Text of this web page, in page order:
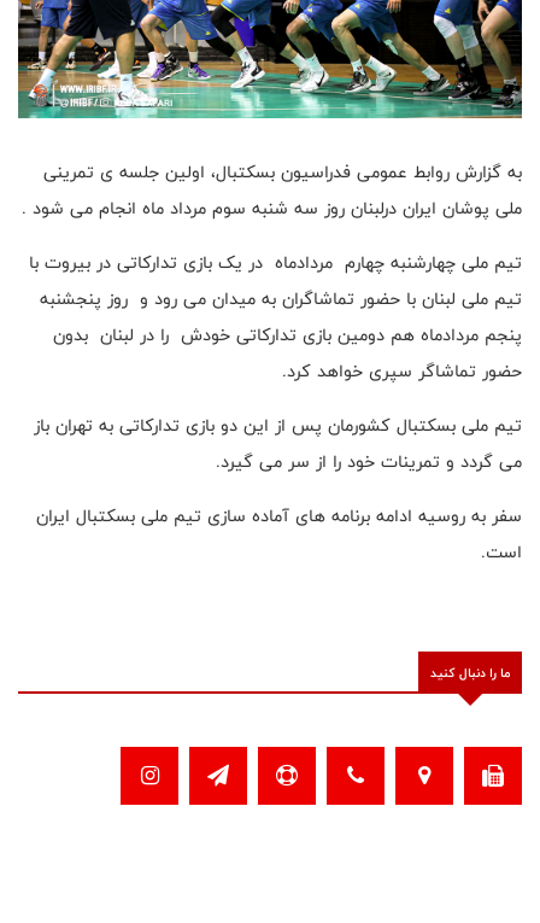
به گزارش روابط عمومی فدراسیون بسکتبال، اولین جلسه ی تمرینی
ملی پوشان ایران درلبنان روز سه شنبه سوم مرداد ماه انجام می شود .
تیم ملی چهارشنبه چهارم مردادماه در یک بازی تدارکاتی در بیروت با
تیم ملی لبنان با حضور تماشاگران به میدان می رود و روز پنجشنبه
پنجم مردادماه هم دومین بازی تدارکاتی خودش را در لبنان بدون
حضور تماشاگر سپری خواهد کرد.
تیم ملی بسکتبال کشورمان پس از این دو بازی تدارکاتی به تهران باز
می گردد و تمرینات خود را از سر می گیرد.
سفر به روسیه ادامه برنامه های آماده سازی تیم ملی بسکتبال ایران
است.
ما را دنبال کنید